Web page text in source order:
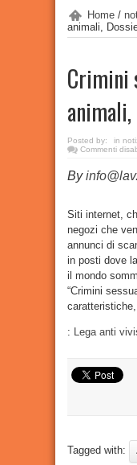
Home /
animali,
Crimini
animali,
Posted by: in
Commenti
By
Siti internet,
negozi che
annunci di
in posti dove
il mondo
“Crimini
: Lega anti
Tagged with: